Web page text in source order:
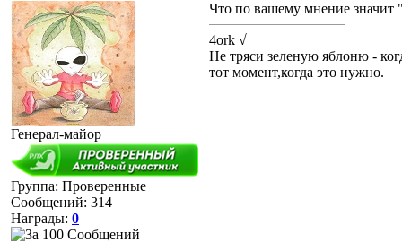
Генерал-майор
Группа: Проверенные
Сообщений: 314
Награды: 0
Что по вашему мнение значит
4ork √
Не тряси зеленую яблоню -
тот момент,когда это нужно.